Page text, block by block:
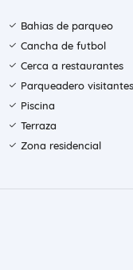
Bahias de parqueo
Cancha de futbol
Cerca a restaurantes
Parqueadero visitantes
Piscina
Terraza
Zona residencial